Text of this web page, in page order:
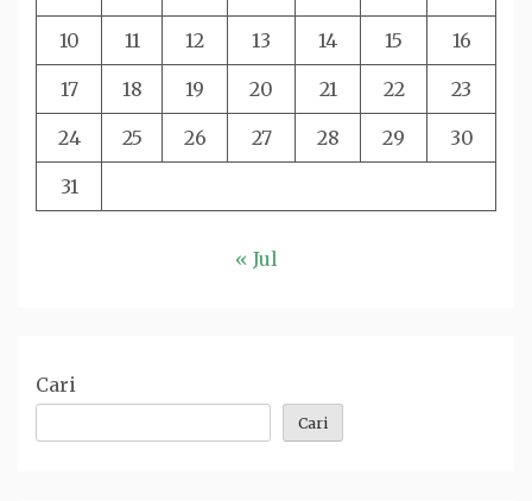
10 11 12 13 14 15 16
17 18 19 20 21 22 23
24 25 26 27 28 29 30
31
« Jul
Cari
Cari